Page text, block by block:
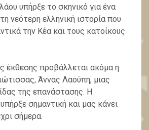
υπήρξε το σκηνικό για ένα
νεότερη ελληνική ιστορία που
την Κέα και τους κατοίκους
έκθεσης προβάλλεται ακόμα η
Άννας Λαούπη, μιας
της επανάστασης. Η
σημαντική και μας κάνει
σήμερα.